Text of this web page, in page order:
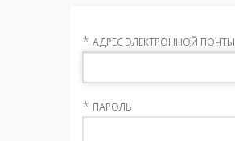
* АДРЕС ЭЛЕКТРОННОЙ ПОЧТЫ
* ПАРОЛЬ